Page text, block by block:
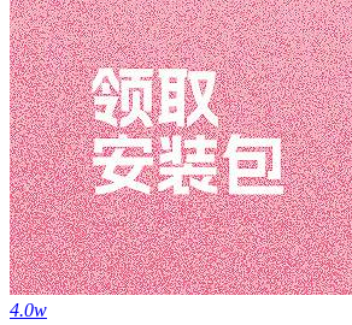
4.0w